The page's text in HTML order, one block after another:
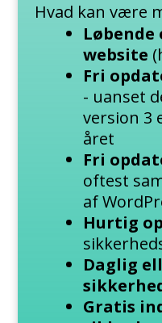
Hvad kan være
website
Fri
- uanset
version 3
året
Fri
oftest
af
Hurtig
Daglig
Gratis